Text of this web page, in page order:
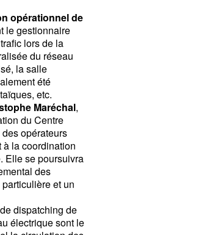
opérationnel de
le gestionnaire
lors de la
du réseau
la salle
été
etc.
Maréchal,
du Centre
opérateurs
la coordination
Elle se poursuivra
des
et un
dispatching de
électrique sont le